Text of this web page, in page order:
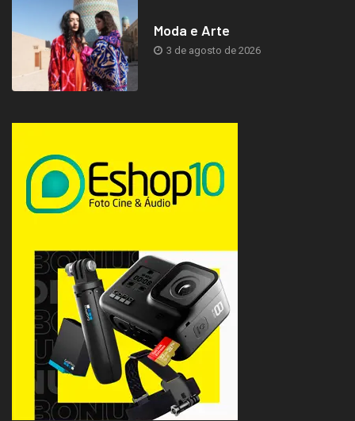
Moda e Arte
3 de agosto de 2026